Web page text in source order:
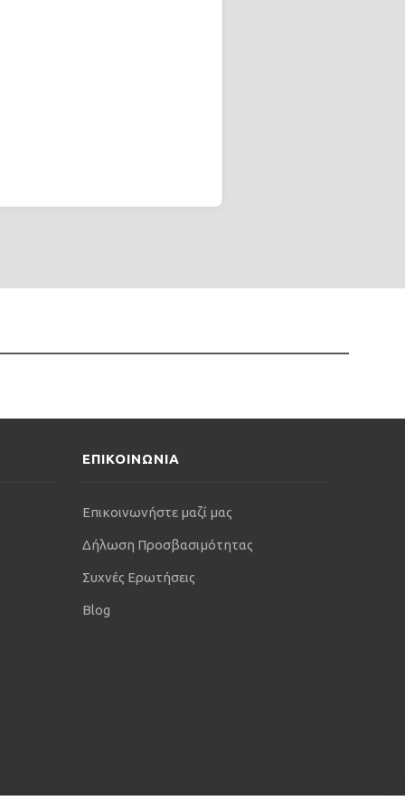
ΕΠΙΚΟΙΝΩΝΙΑ
Επικοινωνήστε μαζί μας
Δήλωση Προσβασιμότητας
Συχνές Ερωτήσεις
Blog